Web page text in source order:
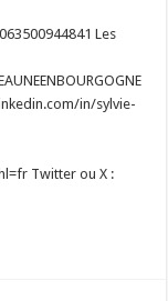
Les
in/sylvie-
Twitter ou X :